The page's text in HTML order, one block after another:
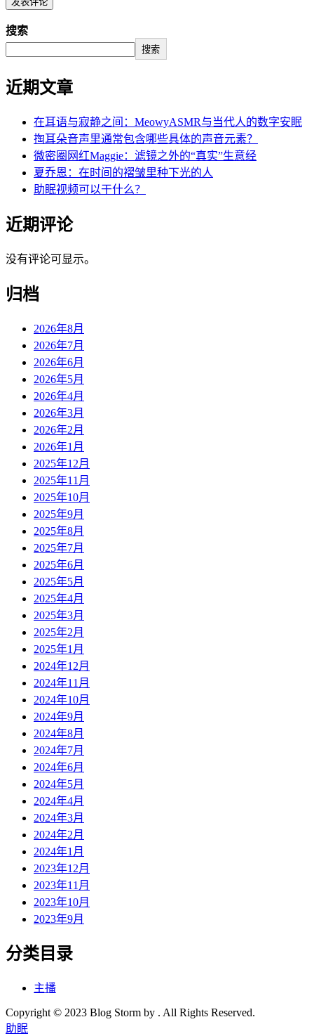
搜索
搜索
近期文章
在耳语与寂静之间：MeowyASMR与当代人的数字安眠
掏耳朵音声里通常包含哪些具体的声音元素？
微密圈网红Maggie：滤镜之外的“真实”生意经
夏乔恩：在时间的褶皱里种下光的人
助眠视频可以干什么？
近期评论
没有评论可显示。
归档
2026年8月
2026年7月
2026年6月
2026年5月
2026年4月
2026年3月
2026年2月
2026年1月
2025年12月
2025年11月
2025年10月
2025年9月
2025年8月
2025年7月
2025年6月
2025年5月
2025年4月
2025年3月
2025年2月
2025年1月
2024年12月
2024年11月
2024年10月
2024年9月
2024年8月
2024年7月
2024年6月
2024年5月
2024年4月
2024年3月
2024年2月
2024年1月
2023年12月
2023年11月
2023年10月
2023年9月
分类目录
主播
Copyright © 2023 Blog Storm by . All Rights Reserved.
助眠